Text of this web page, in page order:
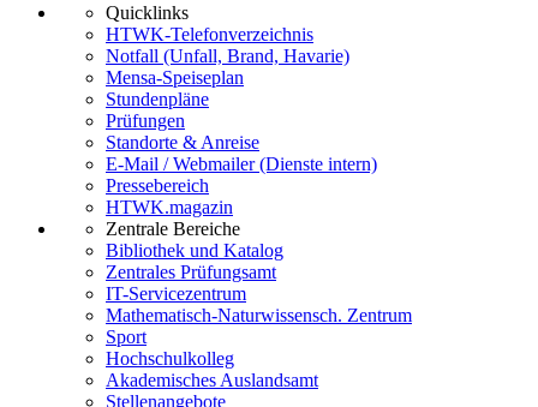
Quicklinks
HTWK-Telefonverzeichnis
Notfall (Unfall, Brand, Havarie)
Mensa-Speiseplan
Stundenpläne
Prüfungen
Standorte & Anreise
E-Mail / Webmailer (Dienste intern)
Pressebereich
HTWK.magazin
Zentrale Bereiche
Bibliothek und Katalog
Zentrales Prüfungsamt
IT-Servicezentrum
Mathematisch-Naturwissensch. Zentrum
Sport
Hochschulkolleg
Akademisches Auslandsamt
Stellenangebote